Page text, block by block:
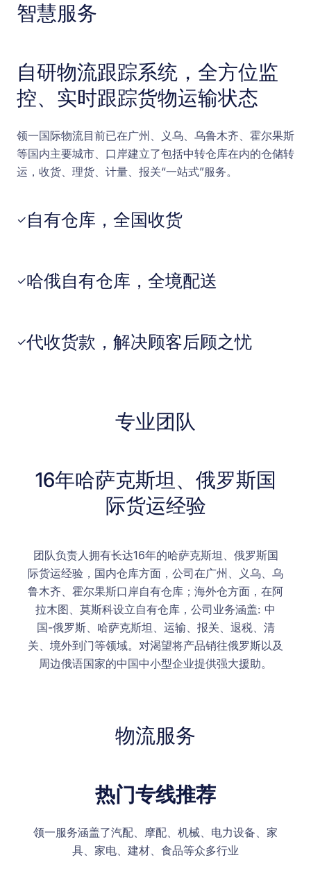
智慧服务
自研物流跟踪系统，全方位监
控、实时跟踪货物运输状态
领一国际物流目前已在广州、义乌、乌鲁木齐、霍尔果斯
等国内主要城市、口岸建立了包括中转仓库在内的仓储转
运，收货、理货、计量、报关“一站式”服务。
✓ 自有仓库，全国收货
✓哈俄自有仓库，全境配送
✓代收货款，解决顾客后顾之忧
专业团队
16年哈萨克斯坦、俄罗斯国
际货运经验
团队负责人拥有长达16年的哈萨克斯坦、俄罗斯国
际货运经验，国内仓库方面，公司在广州、义乌、乌
鲁木齐、霍尔果斯口岸自有仓库；海外仓方面，在阿
拉木图、莫斯科设立自有仓库，公司业务涵盖: 中
国-俄罗斯、哈萨克斯坦、运输、报关、退税、清
关、境外到门等领域。对渴望将产品销往俄罗斯以及
周边俄语国家的中国中小型企业提供强大援助。
物流服务
热门专线推荐
领一服务涵盖了汽配、摩配、机械、电力设备、家
具、家电、建材、食品等众多行业